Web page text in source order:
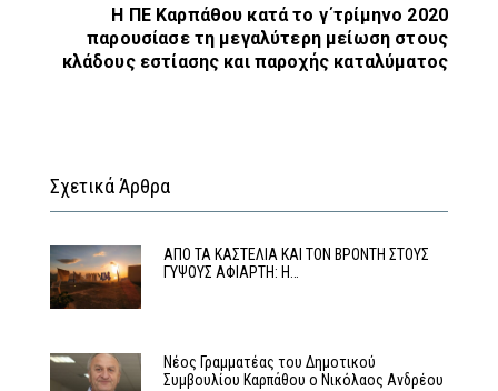
Η ΠΕ Καρπάθου κατά το γ΄τρίμηνο 2020
παρουσίασε τη μεγαλύτερη μείωση στους
κλάδους εστίασης και παροχής καταλύματος
Σχετικά Άρθρα
ΑΠΟ ΤΑ ΚΑΣΤΕΛΙΑ ΚΑΙ ΤΟΝ ΒΡΟΝΤΗ ΣΤΟΥΣ
ΓΥΨΟΥΣ ΑΦΙΑΡΤΗ: Η…
Νέος Γραμματέας του Δημοτικού
Συμβουλίου Καρπάθου ο Νικόλαος Ανδρέου